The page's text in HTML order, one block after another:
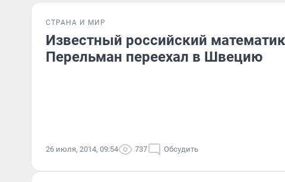
СТРАНА И МИР
Известный российский
Перельман переехал в Швецию
26 июля, 2014, 09:54 737 Обсудить